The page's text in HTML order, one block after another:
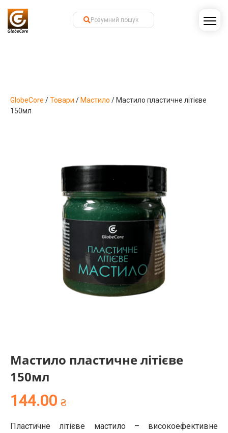
GlobeCore /Товари / Мастило / Мастило пластичне літієве
150мл
Мастило пластичне літієве
150мл
144.00 ₴
Пластичне літієве мастило – високоефективне